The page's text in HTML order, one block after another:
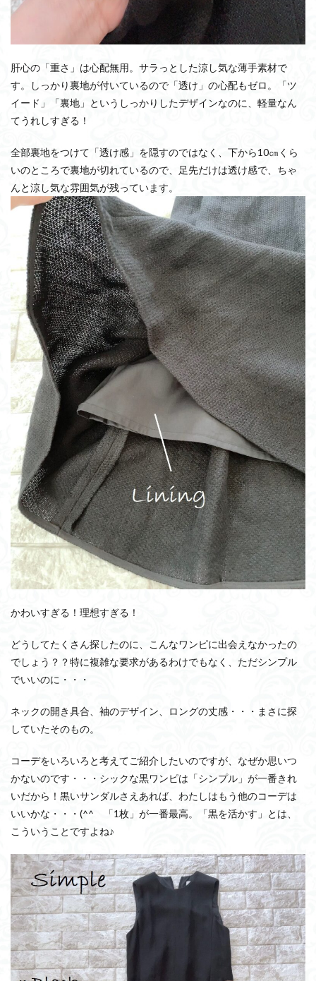
肝心の「重さ」は心配無用。サラっとした涼し気な薄手素材で
す。しっかり裏地が付いているので「透け」の心配もゼロ。「ツ
イード」「裏地」というしっかりしたデザインなのに、軽量なん
てうれしすぎる！
全部裏地をつけて「透け感」を隠すのではなく、下から10㎝くら
いのところで裏地が切れているので、足先だけは透け感で、ちゃ
んと涼し気な雰囲気が残っています。
かわいすぎる！理想すぎる！
どうしてたくさん探したのに、こんなワンピに出会えなかったの
でしょう？？特に複雑な要求があるわけでもなく、ただシンプル
でいいのに・・・
ネックの開き具合、袖のデザイン、ロングの丈感・・・まさに探
していたそのもの。
コーデをいろいろと考えてご紹介したいのですが、なぜか思いつ
かないのです・・・シックな黒ワンピは「シンプル」が一番きれ
いだから！黒いサンダルさえあれば、わたしはもう他のコーデは
いいかな・・・(^^ゞ「1枚」が一番最高。「黒を活かす」とは、
こういうことですよね♪